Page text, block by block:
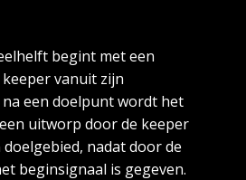
begint met een
vanuit zijn
een doelpunt wordt het
uitworp door de keeper
nadat door de
beginsignaal is gegeven.